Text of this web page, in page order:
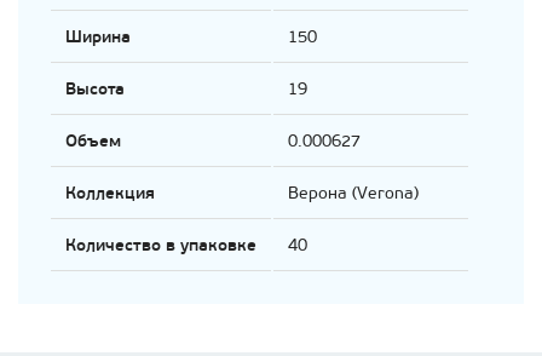
Ширина 150
Высота 19
Объем 0.000627
Коллекция Верона (Verona)
Количество в упаковке 40